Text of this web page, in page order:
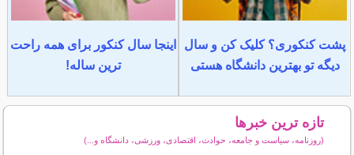
پشت کنکوری؟ کلیک کن و سال
دیگه تو بهترین دانشگاه هستی
اینجا سال کنکور برای همه راحت
ترین ساله!
تازه ترین خبرها
(روزنامه، سیاست و جامعه، حوادث، اقتصادی، ورزشی، دانشگاه و...)